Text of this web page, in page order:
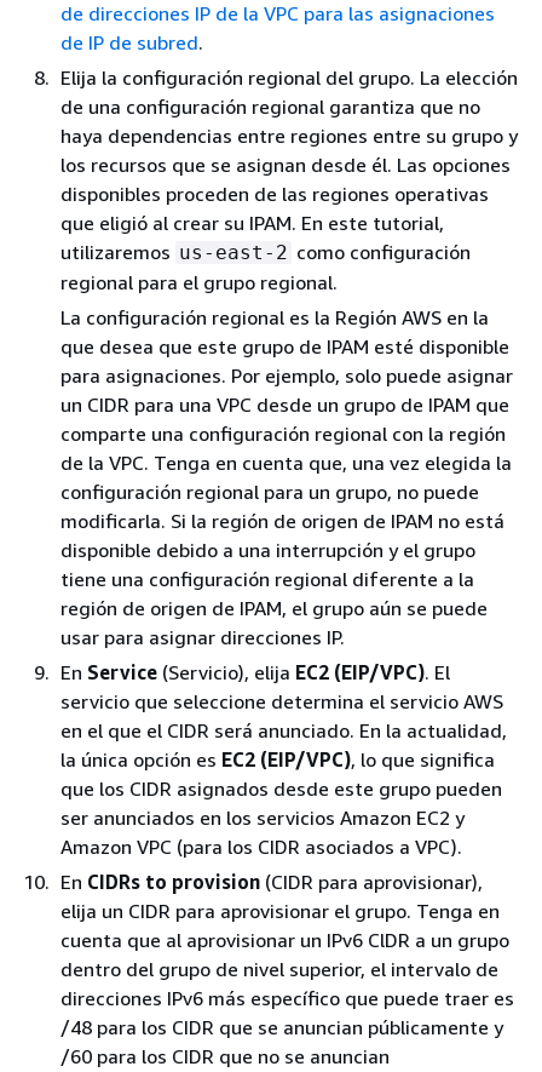
de direcciones IP de la VPC para las asignaciones
de IP de subred.
Elija la configuración regional del grupo. La elección
de una configuración regional garantiza que no
haya dependencias entre regiones entre su grupo y
los recursos que se asignan desde él. Las opciones
disponibles proceden de las regiones operativas
que eligió al crear su IPAM. En este tutorial,
utilizaremos us-east-2 como configuración
regional para el grupo regional.
La configuración regional es la Región AWS en la
que desea que este grupo de IPAM esté disponible
para asignaciones. Por ejemplo, solo puede asignar
un CIDR para una VPC desde un grupo de IPAM que
comparte una configuración regional con la región
de la VPC. Tenga en cuenta que, una vez elegida la
configuración regional para un grupo, no puede
modificarla. Si la región de origen de IPAM no está
disponible debido a una interrupción y el grupo
tiene una configuración regional diferente a la
región de origen de IPAM, el grupo aún se puede
usar para asignar direcciones IP.
En Service (Servicio), elija EC2 (EIP/VPC). El
servicio que seleccione determina el servicio AWS
en el que el CIDR será anunciado. En la actualidad,
la única opción es EC2 (EIP/VPC), lo que significa
que los CIDR asignados desde este grupo pueden
ser anunciados en los servicios Amazon EC2 y
Amazon VPC (para los CIDR asociados a VPC).
En CIDRs to provision (CIDR para aprovisionar),
elija un CIDR para aprovisionar el grupo. Tenga en
cuenta que al aprovisionar un IPv6 ClDR a un grupo
dentro del grupo de nivel superior, el intervalo de
direcciones IPv6 más específico que puede traer es
/48 para los CIDR que se anuncian públicamente y
/60 para los CIDR que no se anuncian